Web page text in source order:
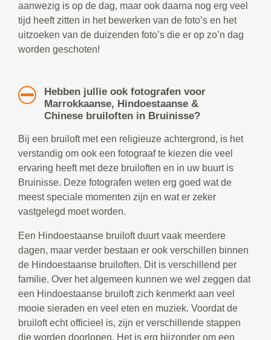
aanwezig is op de dag, maar ook daarna nog erg veel
tijd heeft zitten in het bewerken van de foto’s en het
uitzoeken van de duizenden foto’s die er op zo’n dag
worden geschoten!
Hebben jullie ook fotografen voor
Marrokkaanse, Hindoestaanse &
Chinese bruiloften in Bruinisse?
Bij een bruiloft met een religieuze achtergrond, is het
verstandig om ook een fotograaf te kiezen die veel
ervaring heeft met deze bruiloften en in uw buurt is
Bruinisse. Deze fotografen weten erg goed wat de
meest speciale momenten zijn en wat er zeker
vastgelegd moet worden.
Een Hindoestaanse bruiloft duurt vaak meerdere
dagen, maar verder bestaan er ook verschillen binnen
de Hindoestaanse bruiloften. Dit is verschillend per
familie. Over het algemeen kunnen we wel zeggen dat
een Hindoestaanse bruiloft zich kenmerkt aan veel
mooie sieraden en veel eten en muziek. Voordat de
bruiloft echt officieel is, zijn er verschillende stappen
die worden doorlopen. Het is erg bijzonder om een